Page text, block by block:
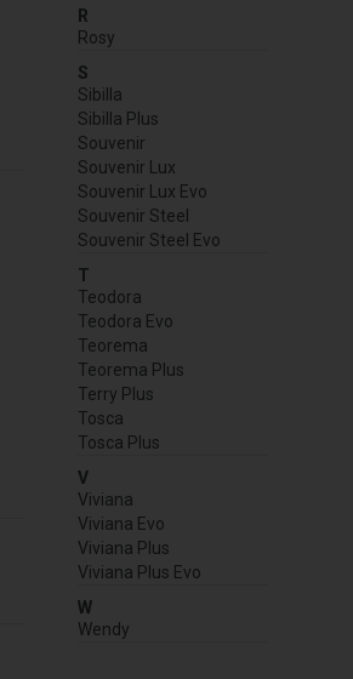
R
Rosy
S
Sibilla
Sibilla Plus
Souvenir
Souvenir Lux
Souvenir Lux Evo
Souvenir Steel
Souvenir Steel Evo
T
Teodora
Teodora Evo
Teorema
Teorema Plus
Terry Plus
Tosca
Tosca Plus
V
Viviana
Viviana Evo
Viviana Plus
Viviana Plus Evo
W
Wendy